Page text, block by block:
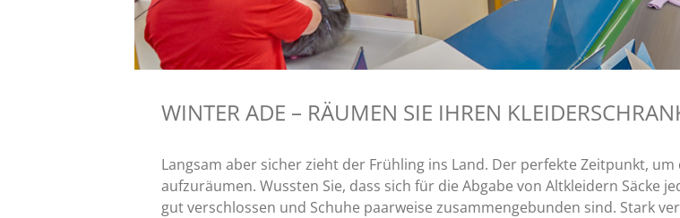
WINTER ADE – RÄUMEN SIE IHREN
Langsam aber sicher zieht der Frühling ins Land. Der perfekte Zeitpunkt,
aufzuräumen. Wussten Sie, dass sich für die Abgabe von Altkleidern Säcke
gut verschlossen und Schuhe paarweise zusammengebunden sind. Stark